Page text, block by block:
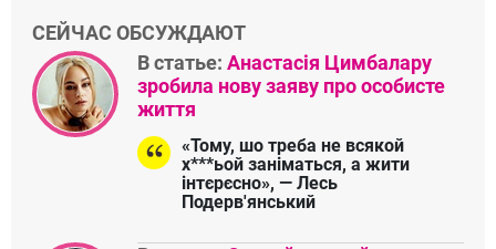
СЕЙЧАС ОБСУЖДАЮТ
В статье: Анастасія Цимбалару
зробила нову заяву про особисте
життя
«Тому, шо треба не всякой
х***ьой заніматься, а жити
інтєрєсно», — Лесь
Подерв'янський